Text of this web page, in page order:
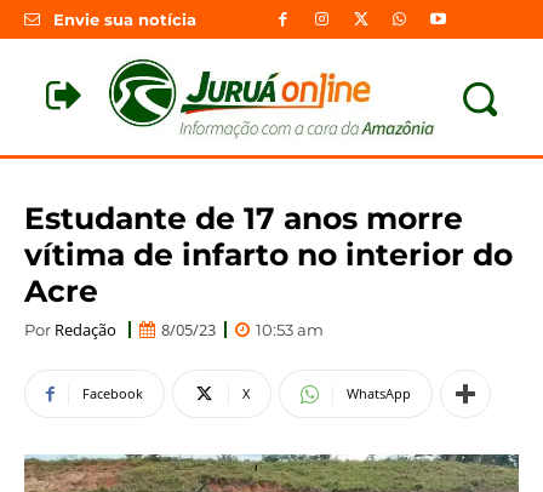
Envie sua notícia
Estudante de 17 anos morre
vítima de infarto no interior do
Acre
Por Redação 8/05/23 10:53 am
Facebook X WhatsApp